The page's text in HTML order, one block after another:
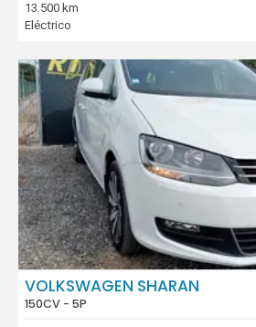
13.500 km
Eléctrico
VOLKSWAGEN SHARAN
150CV - 5P